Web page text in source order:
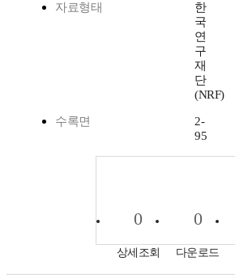
자료형태
한
국
연
구
재
단
(NRF)
수록면
2-
95
0
상세조회
0
다운로드